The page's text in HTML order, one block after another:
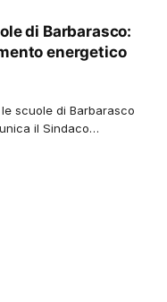
di Barbarasco:
energetico
scuole di Barbarasco
il Sindaco…